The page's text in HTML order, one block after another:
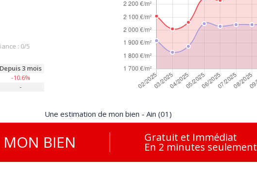
: 0/5
Depuis 3 mois
-10.6%
-
Une estimation de mon bien - Ain (01)
MON BIEN Gratuit et Immédiat
En 2 minutes seulement